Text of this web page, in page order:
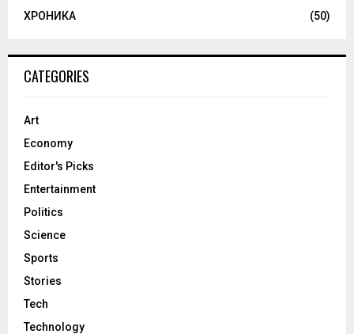
ХРОНИКА
(50)
CATEGORIES
Art
Economy
Editor's Picks
Entertainment
Politics
Science
Sports
Stories
Tech
Technology